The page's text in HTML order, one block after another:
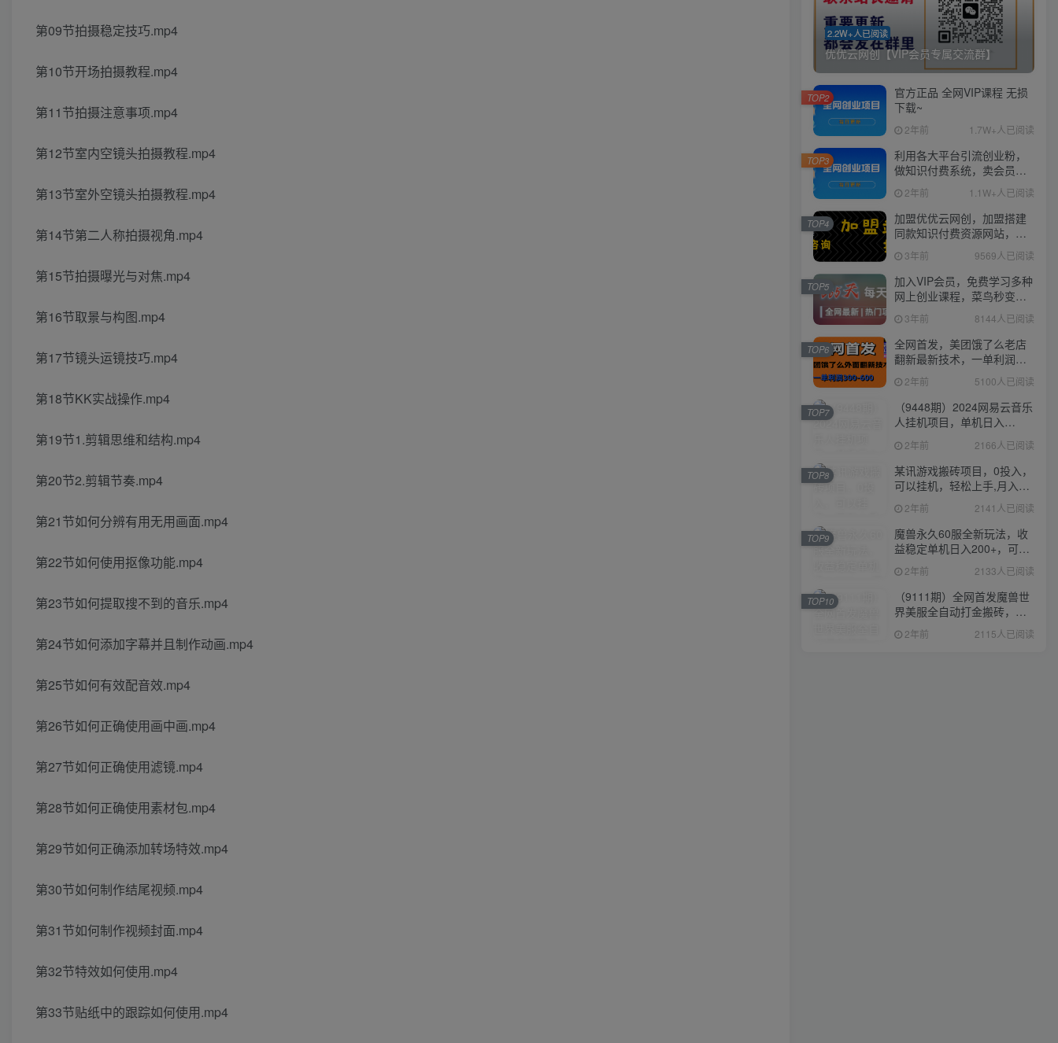
第09节拍摄稳定技巧.mp4
第10节开场拍摄教程.mp4
第11节拍摄注意事项.mp4
第12节室内空镜头拍摄教程.mp4
第13节室外空镜头拍摄教程.mp4
第14节第二人称拍摄视角.mp4
第15节拍摄曝光与对焦.mp4
第16节取景与构图.mp4
第17节镜头运镜技巧.mp4
第18节KK实战操作.mp4
第19节1.剪辑思维和结构.mp4
第20节2.剪辑节奏.mp4
第21节如何分辨有用无用画面.mp4
第22节如何使用抠像功能.mp4
第23节如何提取搜不到的音乐.mp4
第24节如何添加字幕并且制作动画.mp4
第25节如何有效配音效.mp4
第26节如何正确使用画中画.mp4
第27节如何正确使用滤镜.mp4
第28节如何正确使用素材包.mp4
第29节如何正确添加转场特效.mp4
第30节如何制作结尾视频.mp4
第31节如何制作视频封面.mp4
第32节特效如何使用.mp4
第33节贴纸中的跟踪如何使用.mp4
2.2W+人已阅读
优优云网创【VIP会员专属交流群】
官方正品 全网VIP课程 无损
下载~
2年前 1.7W+人已阅读
TOP2
利用各大平台引流创业粉，
做知识付费系统，卖会员，
卖课程，实现日入几百几千
2年前 1.1W+人已阅读
TOP3
加盟优优云网创，加盟搭建
同款知识付费资源网站，实
现长期稳定被动收入~
3年前 9569人已阅读
TOP4
加入VIP会员，免费学习多种
网上创业课程，菜鸟秒变大
神！
3年前 8144人已阅读
TOP5
全网首发，美团饿了么老店
翻新最新技术，一单利润
300-600
2年前 5100人已阅读
TOP6
（9448期）2024网易云音乐
人挂机项目，单机日入
150+，无脑月入5000+
2年前 2166人已阅读
TOP7
某讯游戏搬砖项目，0投入，
可以挂机，轻松上手,月入
3000+上不封顶
2年前 2141人已阅读
TOP8
魔兽永久60服全新玩法，收
益稳定单机日入200+，可以
多开矩阵操作。
2年前 2133人已阅读
TOP9
（9111期）全网首发魔兽世
界美服全自动打金搬砖，日
入1000+，简单好操作，保
姆级教学
2年前 2115人已阅读
TOP10